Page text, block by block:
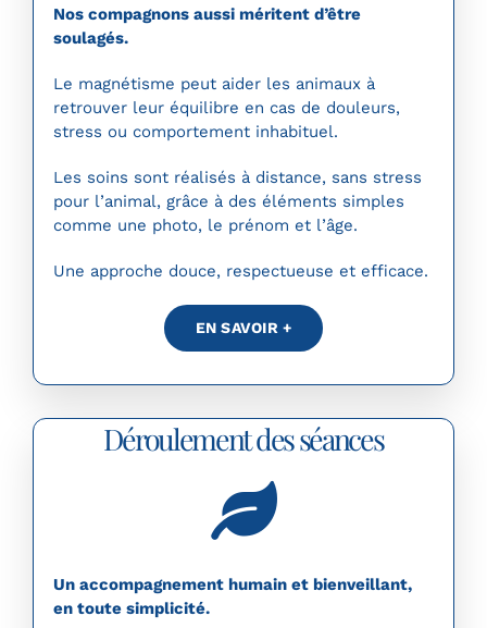
Nos compagnons aussi méritent d’être
soulagés.
Le magnétisme peut aider les animaux à
retrouver leur équilibre en cas de douleurs,
stress ou comportement inhabituel.
Les soins sont réalisés à distance, sans stress
pour l’animal, grâce à des éléments simples
comme une photo, le prénom et l’âge.
Une approche douce, respectueuse et efficace.
EN SAVOIR +
Déroulement des séances
Un accompagnement humain et bienveillant,
en toute simplicité.